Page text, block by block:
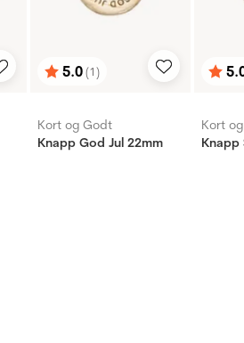
Vurdering:
5.0(1)
ud af 5 stjerner
Kort og Godt
Knapp God Jul 22mm
ud
Kort
Knapp